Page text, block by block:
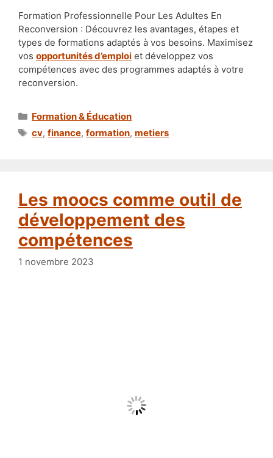
Formation Professionnelle Pour Les Adultes En
Reconversion : Découvrez les avantages, étapes et
types de formations adaptés à vos besoins. Maximisez
vos opportunités d’emploi et développez vos
compétences avec des programmes adaptés à votre
reconversion.
Catégories
Formation & Éducation
Étiquettes
cv, finance, formation, metiers
Les moocs comme outil de
développement des
compétences
1 novembre 2023